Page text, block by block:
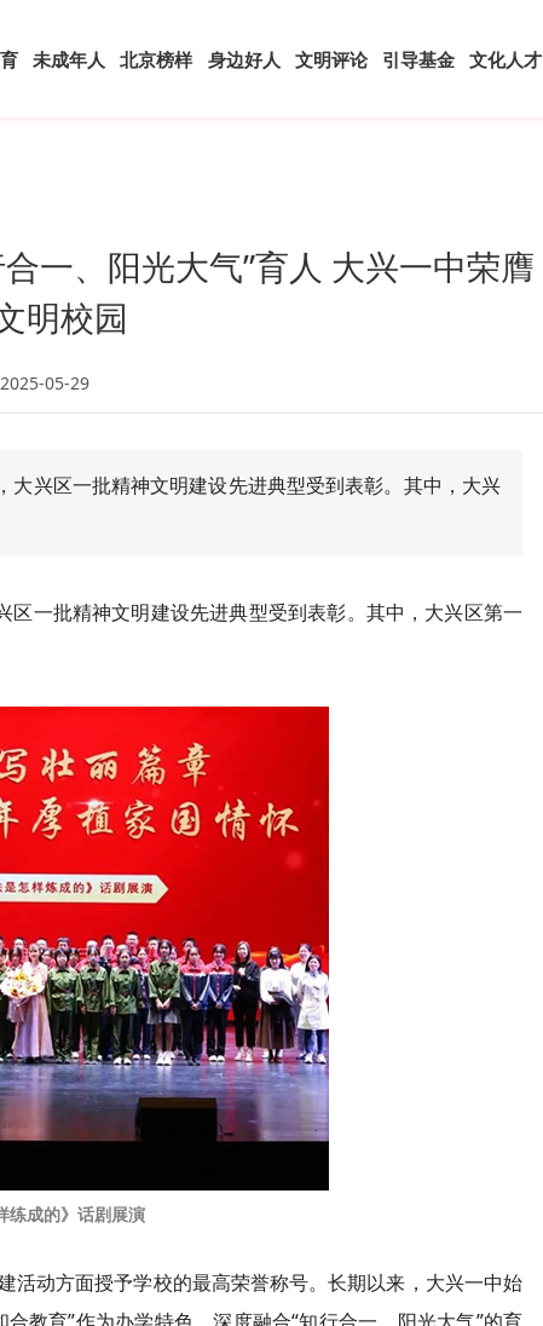
未成年人 北京榜样 身边好人 文明评论 引导基金 文化人才
一、阳光大气”育人 大兴一中荣膺
明校园
2025-05-29
兴区一批精神文明建设先进典型受到表彰。其中，大兴
一批精神文明建设先进典型受到表彰。其中，大兴区第一
练成的》话剧展演
活动方面授予学校的最高荣誉称号。长期以来，大兴一中始